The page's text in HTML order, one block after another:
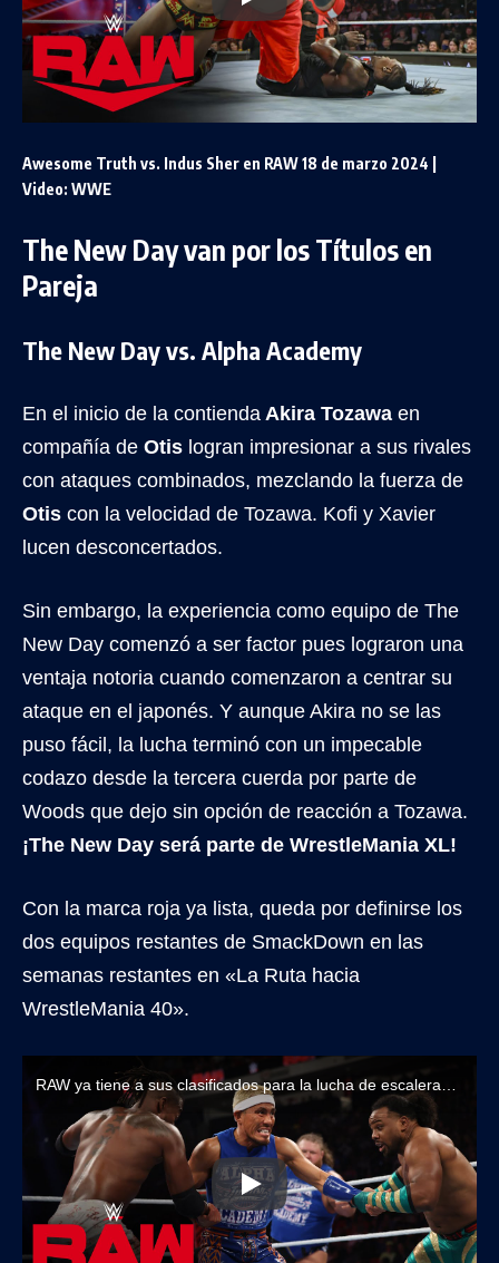
Awesome Truth vs. Indus Sher en RAW 18 de marzo 2024 |
Video: WWE
The New Day van por los Títulos en
Pareja
The New Day vs. Alpha Academy
En el inicio de la contienda Akira Tozawa en
compañía de Otis logran impresionar a sus rivales
con ataques combinados, mezclando la fuerza de
Otis con la velocidad de Tozawa. Kofi y Xavier
lucen desconcertados.
Sin embargo, la experiencia como equipo de The
New Day comenzó a ser factor pues lograron una
ventaja notoria cuando comenzaron a centrar su
ataque en el japonés. Y aunque Akira no se las
puso fácil, la lucha terminó con un impecable
codazo desde la tercera cuerda por parte de
Woods que dejo sin opción de reacción a Tozawa.
¡The New Day será parte de WrestleMania XL!
Con la marca roja ya lista, queda por definirse los
dos equipos restantes de SmackDown en las
semanas restantes en «La Ruta hacia
WrestleMania 40».